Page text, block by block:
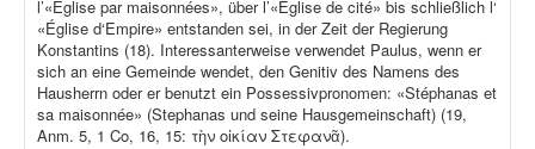
l’«Église par maisonnées», über l’«Église de cité» bis schließlich l‘
«Église d‘Empire» entstanden sei, in der Zeit der Regierung
Konstantins (18). Interessanterweise verwendet Paulus, wenn er
sich an eine Gemeinde wendet, den Genitiv des Namens des
Hausherrn oder er benutzt ein Possessivpronomen: «Stéphanas et
sa maisonnée» (Stephanas und seine Hausgemeinschaft) (19,
Anm. 5, 1 Co, 16, 15: τὴν οἰκίαν Στεφανᾶ).